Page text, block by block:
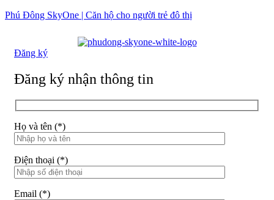
Phú Đông SkyOne | Căn hộ cho người trẻ đô thị
Đăng ký
Đăng ký nhận thông tin
Họ và tên (*)
Điện thoại (*)
Email (*)